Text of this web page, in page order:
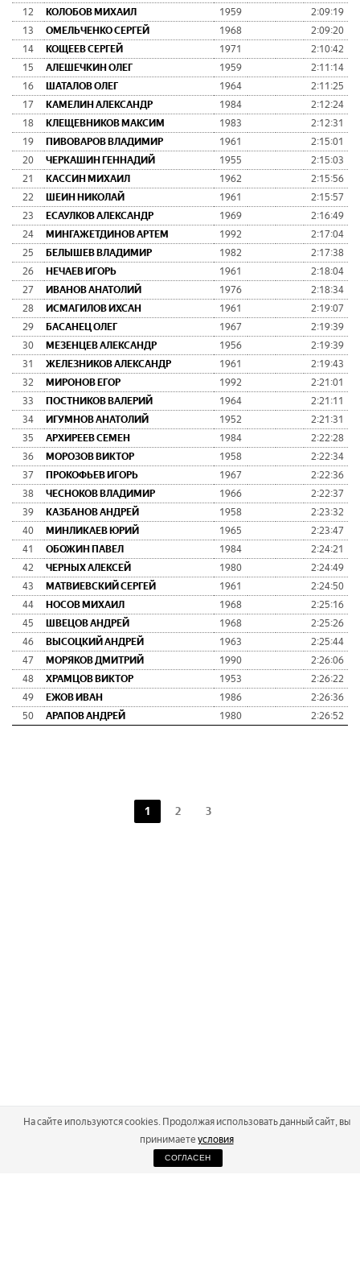
12
КОЛОБОВ МИХАИЛ 1959 2:09:19
13
ОМЕЛЬЧЕНКО СЕРГЕЙ 1968 2:09:20
14
КОЩЕЕВ СЕРГЕЙ 1971 2:10:42
15
АЛЕШЕЧКИН ОЛЕГ 1959 2:11:14
16
ШАТАЛОВ ОЛЕГ 1964 2:11:25
17
КАМЕЛИН АЛЕКСАНДР 1984 2:12:24
18
КЛЕЩЕВНИКОВ МАКСИМ 1983 2:12:31
19
ПИВОВАРОВ ВЛАДИМИР 1961 2:15:01
20
ЧЕРКАШИН ГЕННАДИЙ 1955 2:15:03
21
КАССИН МИХАИЛ 1962 2:15:56
22
ШЕИН НИКОЛАЙ 1961 2:15:57
23
ЕСАУЛКОВ АЛЕКСАНДР 1969 2:16:49
24
МИНГАЖЕТДИНОВ АРТЕМ 1992 2:17:04
25
БЕЛЫШЕВ ВЛАДИМИР 1982 2:17:38
26
НЕЧАЕВ ИГОРЬ 1961 2:18:04
27
ИВАНОВ АНАТОЛИЙ 1976 2:18:34
28
ИСМАГИЛОВ ИХСАН 1961 2:19:07
29
БАСАНЕЦ ОЛЕГ 1967 2:19:39
30
МЕЗЕНЦЕВ АЛЕКСАНДР 1956 2:19:39
31
ЖЕЛЕЗНИКОВ АЛЕКСАНДР 1961 2:19:43
32
МИРОНОВ ЕГОР 1992 2:21:01
33
ПОСТНИКОВ ВАЛЕРИЙ 1964 2:21:11
34
ИГУМНОВ АНАТОЛИЙ 1952 2:21:31
35
АРХИРЕЕВ СЕМЕН 1984 2:22:28
36
МОРОЗОВ ВИКТОР 1958 2:22:34
37
ПРОКОФЬЕВ ИГОРЬ 1967 2:22:36
38
ЧЕСНОКОВ ВЛАДИМИР 1966 2:22:37
39
КАЗБАНОВ АНДРЕЙ 1958 2:23:32
40
МИНЛИКАЕВ ЮРИЙ 1965 2:23:47
41
ОБОЖИН ПАВЕЛ 1984 2:24:21
42
ЧЕРНЫХ АЛЕКСЕЙ 1980 2:24:49
43
МАТВИЕВСКИЙ СЕРГЕЙ 1961 2:24:50
44
НОСОВ МИХАИЛ 1968 2:25:16
45
ШВЕЦОВ АНДРЕЙ 1968 2:25:26
46
ВЫСОЦКИЙ АНДРЕЙ 1963 2:25:44
47
МОРЯКОВ ДМИТРИЙ 1990 2:26:06
48
ХРАМЦОВ ВИКТОР 1953 2:26:22
49
ЕЖОВ ИВАН 1986 2:26:36
50
АРАПОВ АНДРЕЙ 1980 2:26:52
1 2 3
2026
На сайте ипользуются cookies. Продолжая использовать данный сайт, вы
принимаете условия
СОГЛАСЕН